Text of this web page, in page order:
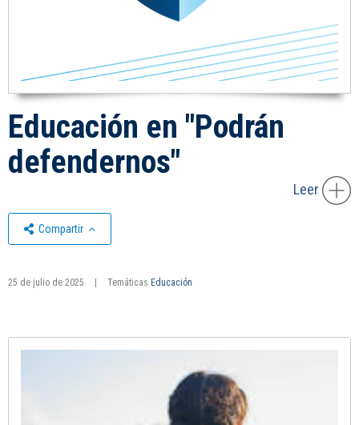
Educación en "Podrán
defendernos"
Leer
Compartir
25 de julio de 2025 Temáticas Educación